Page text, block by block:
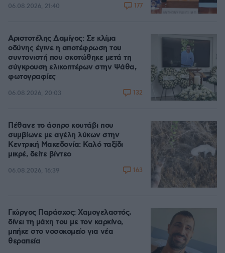
06.08.2026, 21:40 177
Αριστοτέλης Δαμίγος: Σε κλίμα
οδύνης έγινε η αποτέφρωση του
συντονιστή που σκοτώθηκε μετά τη
σύγκρουση ελικοπτέρων στην Ψάθα,
φωτογραφίες
06.08.2026, 20:03 132
Πέθανε το άσπρο κουτάβι που
συμβίωνε με αγέλη λύκων στην
Κεντρική Μακεδονία: Καλό ταξίδι
μικρέ, δείτε βίντεο
06.08.2026, 16:39 163
Γιώργος Παράσχος: Χαμογελαστός,
δίνει τη μάχη του με τον καρκίνο,
μπήκε στο νοσοκομείο για νέα
θεραπεία